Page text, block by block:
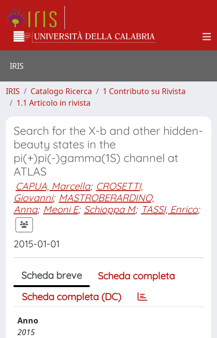
IRIS
IRIS Catalogo Ricerca
1 Contributo su Rivista
1.1 Articolo in rivista
Search for the X-b and other hidden-
beauty states in the
pi(+)pi(-)gamma(1S) channel at
ATLAS
CAPUA, Marcella; CROSETTI,
Giovanni; MASTROBERARDINO,
Anna; Meoni E; Schioppa M; TASSI, Enrico;
2015-01-01
Scheda breve
Scheda completa
Scheda completa (DC)
Anno
2015